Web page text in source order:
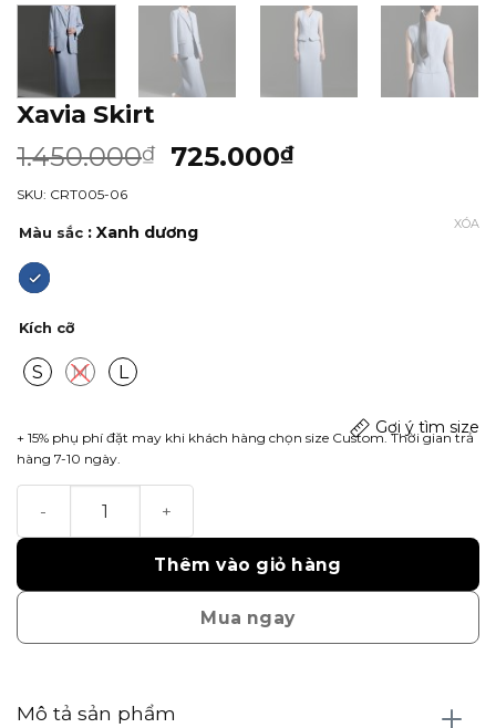
Xavia Skirt
1.450.000₫ 725.000₫
SKU: CRT005-06
Màu sắc : Xanh dương
Kích cỡ
S M L
XÓA
+ 15% phụ phí đặt may khi khách hàng chọn size Custom. Thời gian trả
hàng 7-10 ngày.
Gợi ý tìm size
Thêm vào giỏ hàng
Mua ngay
Mô tả sản phẩm